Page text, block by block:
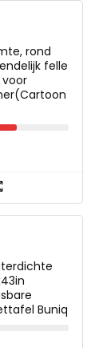
rond
felle
Buniq